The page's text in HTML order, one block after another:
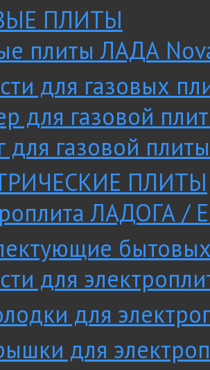
ПЛИТЫ
плиты ЛАДА
для газовых
для газовой
для газовой плиты
ПЛИТЫ
ЛАДОГА /
для
для
для